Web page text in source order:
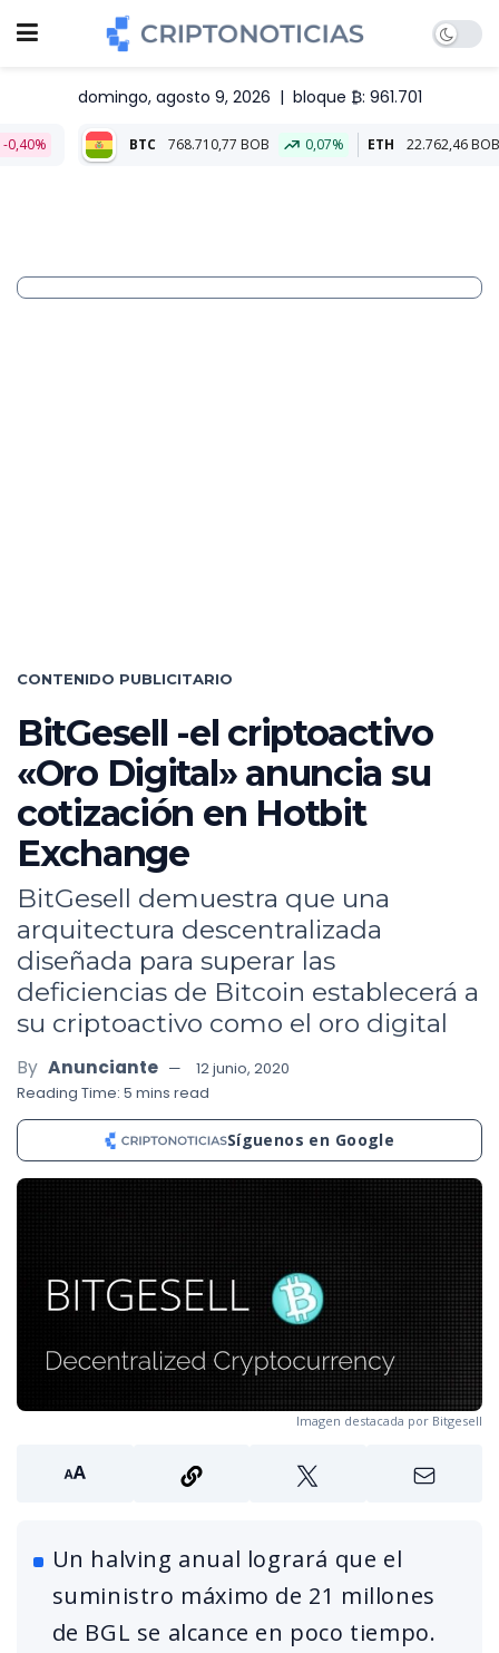
domingo, agosto 9, 2026 | bloque ₿: 961.701
BTC 768.710,77 BOB 0,07% ETH 22.762,46 BOB 0,07%
CONTENIDO PUBLICITARIO
BitGesell -el criptoactivo
«Oro Digital» anuncia su
cotización en Hotbit
Exchange
BitGesell demuestra que una
arquitectura descentralizada
diseñada para superar las
deficiencias de Bitcoin establecerá a
su criptoactivo como el oro digital
By Anunciante
12 junio, 2020
Reading Time: 5 mins read
Síguenos en Google
Imagen destacada por Bitgesell
Un halving anual logrará que el
suministro máximo de 21 millones
de BGL se alcance en poco tiempo.